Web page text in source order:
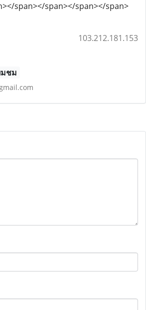
span></span></span></span>
103.212.181.153
มชม